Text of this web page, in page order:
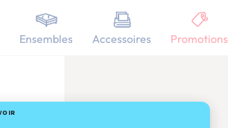
Ensembles Accessoires Promotions